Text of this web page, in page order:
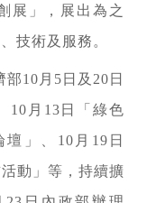
展」，展出為之
技術及服務。
10月5日及20日
10月13日「綠色
」、10月19日
動」等，持續擴